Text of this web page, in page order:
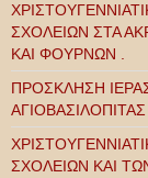
ΣΧΟΛΕΙΩΝ ΣΤΑ
ΚΑΙ ΦΟΥΡΝΩΝ .
ΠΡΟΣΚΛΗΣΗ
ΑΓΙΟΒΑΣΙΛΟΠΙΤΑΣ
ΣΧΟΛΕΙΩΝ ΚΑΙ